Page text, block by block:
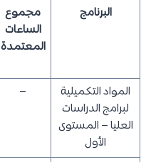
البرنامج
مجموع
الساعات
المعتمدة
​المواد التكميلية
لبرامج الدراسات
العليا – المستوى
الأول
–